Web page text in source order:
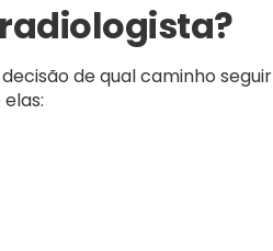
de qual caminho seguir